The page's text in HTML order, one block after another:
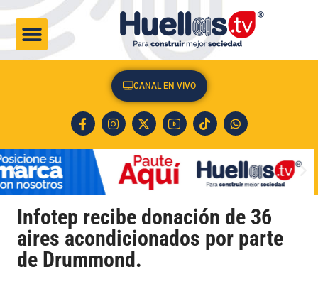
CANAL EN VIVO
Infotep recibe donación de 36
aires acondicionados por parte
de Drummond.